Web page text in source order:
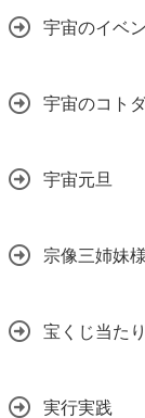
宇宙のイベ
宇宙のコト
宇宙元旦
宗像三姉妹様
宝くじ当たり
実行実践